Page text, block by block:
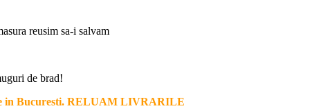
reusim sa-i salvam
de brad!
in Bucuresti. RELUAM LIVRARILE